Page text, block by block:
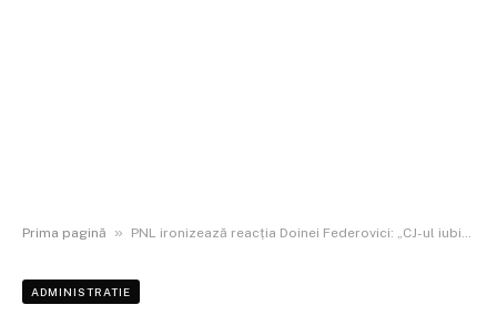
Prima pagină » PNL ironizează reacția Doinei Federovici: „CJ-ul iubirii” și lupta pentru județ
ADMINISTRATIE